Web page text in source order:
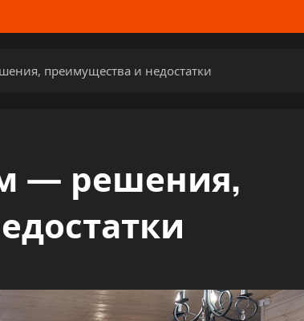
преимущества и недостатки
— решения,